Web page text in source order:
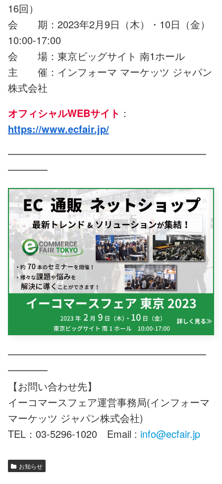
16回）
会 期：2023年2月9日（木）・10日（金）
10:00-17:00
会 場：東京ビッグサイト 南1ホール
主 催：インフォーマ マーケッツ ジャパン
株式会社
オフィシャルWEBサイト ：
https://www.ecfair.jp/
━━━━━━━━━━━━━━━━━━━━
━━━━
━━━━━━━━━━━━━━━━━━━━
━━━━
【お問い合わせ先】
イーコマースフェア運営事務局(インフォーマ
マーケッツ ジャパン株式会社)
TEL：03-5296-1020 Email : info@ecfair.jp
お知らせ